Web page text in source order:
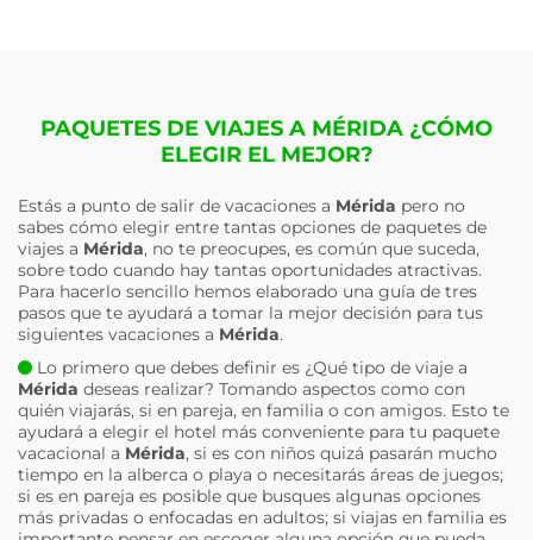
PAQUETES DE VIAJES A MÉRIDA ¿CÓMO
ELEGIR EL MEJOR?
Estás a punto de salir de vacaciones a Mérida pero no
sabes cómo elegir entre tantas opciones de paquetes de
viajes a Mérida, no te preocupes, es común que suceda,
sobre todo cuando hay tantas oportunidades atractivas.
Para hacerlo sencillo hemos elaborado una guía de tres
pasos que te ayudará a tomar la mejor decisión para tus
siguientes vacaciones a Mérida.
Lo primero que debes definir es ¿Qué tipo de viaje a
Mérida deseas realizar? Tomando aspectos como con
quién viajarás, si en pareja, en familia o con amigos. Esto te
ayudará a elegir el hotel más conveniente para tu paquete
vacacional a Mérida, si es con niños quizá pasarán mucho
tiempo en la alberca o playa o necesitarás áreas de juegos;
si es en pareja es posible que busques algunas opciones
más privadas o enfocadas en adultos; si viajas en familia es